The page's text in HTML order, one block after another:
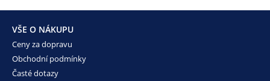
VŠE O NÁKUPU
Ceny za dopravu
Obchodní podmínky
Časté dotazy